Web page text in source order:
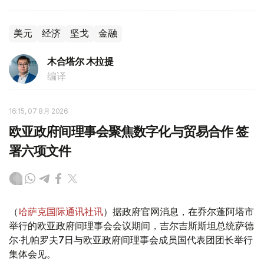
美元 经济 坚戈 金融
木合塔尔 木拉提
编译
16:15, 07 8月 2026
欧亚政府间理事会聚焦数字化与贸易合作 签
署六项文件
（哈萨克国际通讯社讯）据政府官网消息，在乔尔蓬阿塔市
举行的欧亚政府间理事会会议期间，吉尔吉斯斯坦总统萨德
尔·扎帕罗夫7日与欧亚政府间理事会成员国代表团团长举行
集体会见。